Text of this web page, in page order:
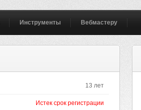
Инструменты Вебмастеру
13 лет
Истек срок регистрации